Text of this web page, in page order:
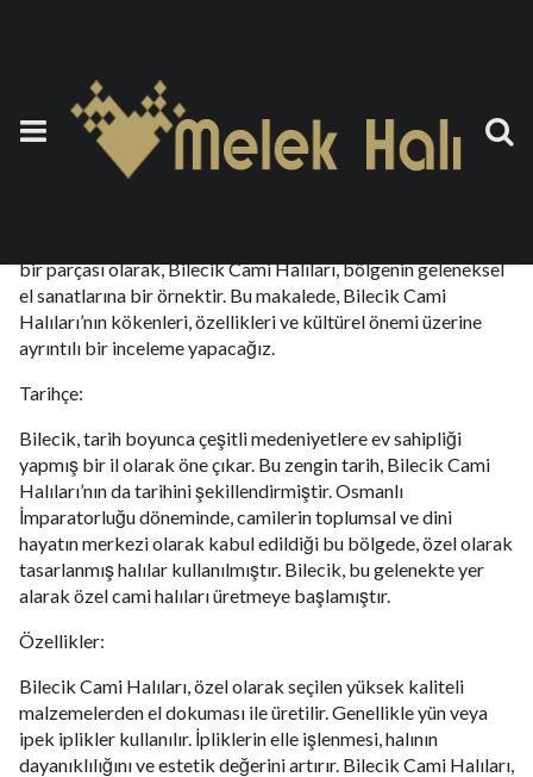
Bilecik Cami Halısı
24 Eylül 2023 by teoman
bir parçası olarak, Bilecik Cami Halıları, bölgenin geleneksel
el sanatlarına bir örnektir. Bu makalede, Bilecik Cami
Halıları’nın kökenleri, özellikleri ve kültürel önemi üzerine
ayrıntılı bir inceleme yapacağız.
Tarihçe:
Bilecik, tarih boyunca çeşitli medeniyetlere ev sahipliği
yapmış bir il olarak öne çıkar. Bu zengin tarih, Bilecik Cami
Halıları’nın da tarihini şekillendirmiştir. Osmanlı
İmparatorluğu döneminde, camilerin toplumsal ve dini
hayatın merkezi olarak kabul edildiği bu bölgede, özel olarak
tasarlanmış halılar kullanılmıştır. Bilecik, bu gelenekte yer
alarak özel cami halıları üretmeye başlamıştır.
Özellikler:
Bilecik Cami Halıları, özel olarak seçilen yüksek kaliteli
malzemelerden el dokuması ile üretilir. Genellikle yün veya
ipek iplikler kullanılır. İpliklerin elle işlenmesi, halının
dayanıklılığını ve estetik değerini artırır. Bilecik Cami Halıları,